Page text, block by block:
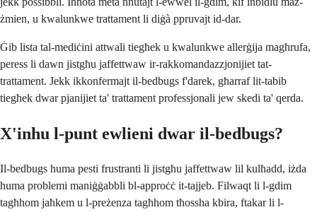
żmien, u kwalunkwe trattament li diġà ppruvajt id-dar.
Ġib lista tal-mediċini attwali tiegħek u kwalunkwe allerġija magħrufa,
peress li dawn jistgħu jaffettwaw ir-rakkomandazzjonijiet tat-
trattament. Jekk ikkonfermajt il-bedbugs f'darek, għarraf lit-tabib
tiegħek dwar pjanijiet ta' trattament professjonali jew skedi ta' qerda.
X'inhu l-punt ewlieni dwar il-bedbugs?
Il-bedbugs huma pesti frustranti li jistgħu jaffettwaw lil kulħadd, iżda
huma problemi maniġġabbli bl-approċċ it-tajjeb. Filwaqt li l-gdim
tagħhom jaħkem u l-preżenza tagħhom tħossha kbira, ftakar li l-